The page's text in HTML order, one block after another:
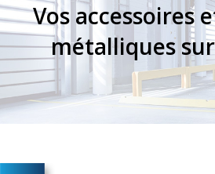
Vos accessoires
métalliques